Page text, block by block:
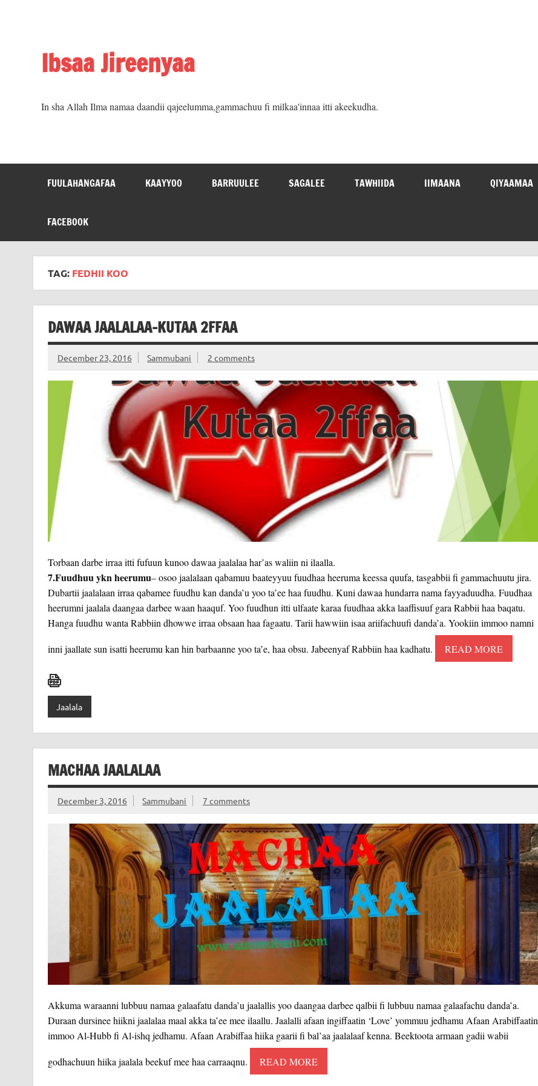
Ibsaa Jireenyaa
In sha Allah Ilma namaa daandii qajeelumma,gammachuu fi milkaa'innaa itti akeekudha.
FUULAHANGAFAA KAAYYOO BARRUULEE SAGALEE TAWHIIDA IIMAANA QIYAAMAA
FACEBOOK
TAG: FEDHII KOO
DAWAA JAALALAA-KUTAA 2FFAA
December 23, 2016 Sammubani 2 comments
Torbaan darbe irraa itti fufuun kunoo dawaa jaalalaa har’as waliin ni ilaalla.
7.Fuudhuu ykn heerumu– osoo jaalalaan qabamuu baateyyuu fuudhaa heeruma keessa quufa, tasgabbii fi gammachuutu jira.
Dubartii jaalalaan irraa qabamee fuudhu kan danda’u yoo ta’ee haa fuudhu. Kuni dawaa hundarra nama fayyaduudha. Fuudhaa
heerumni jaalala daangaa darbee waan haaquf. Yoo fuudhun itti ulfaate karaa fuudhaa akka laaffisuuf gara Rabbii haa baqatu.
Hanga fuudhu wanta Rabbiin dhowwe irraa obsaan haa fagaatu. Tarii hawwiin isaa ariifachuufi danda’a. Yookiin immoo namni
inni jaallate sun isatti heerumu kan hin barbaanne yoo ta’e, haa obsu. Jabeenyaf Rabbiin haa kadhatu. READ MORE
Jaalala
MACHAA JAALALAA
December 3, 2016 Sammubani 7 comments
Akkuma waraanni lubbuu namaa galaafatu danda’u jaalallis yoo daangaa darbee qalbii fi lubbuu namaa galaafachu danda’a.
Duraan dursinee hiikni jaalalaa maal akka ta’ee mee ilaallu. Jaalalli afaan ingiffaatin ‘Love’ yommuu jedhamu Afaan Arabiffaatin
immoo Al-Hubb fi Al-ishq jedhamu. Afaan Arabiffaa hiika gaarii fi bal’aa jaalalaaf kenna. Beektoota armaan gadii wabii
godhachuun hiika jaalala beekuf mee haa carraaqnu. READ MORE